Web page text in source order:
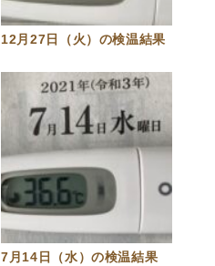
12月27日（火）の検温結果
7月14日（水）の検温結果